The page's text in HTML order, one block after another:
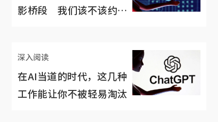
影桥段 我们该不该约束
深入阅读
在AI当道的时代，这几种
工作能让你不被轻易淘汰